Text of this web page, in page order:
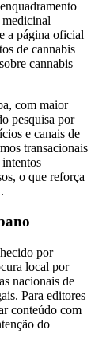
medicinal
a página oficial
de cannabis
cannabis
com maior
pesquisa por
e canais de
transacionais
o que reforça
por
local por
nacionais de
Para editores
conteúdo com
do